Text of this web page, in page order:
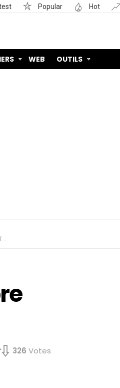
Popular Hot
WEB OUTILS
326 Votes